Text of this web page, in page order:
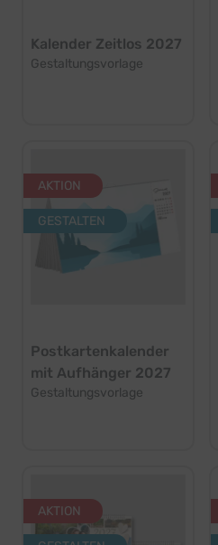
Kalender Zeitlos 2027
Gestaltungsvorlage
AKTION
GESTALTEN
Postkartenkalender
mit Aufhänger 2027
Gestaltungsvorlage
AKTION